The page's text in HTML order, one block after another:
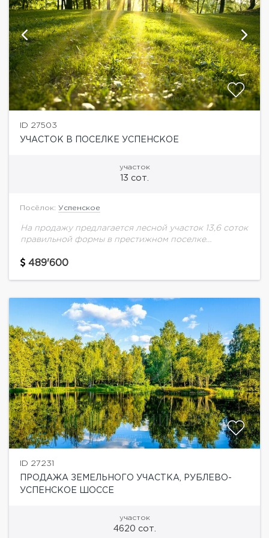
ID 27503
УЧАСТОК В ПОСЕЛКЕ УСПЕНСКОЕ
участок
13 сот.
Посёлок: Успенское
На продажу предлагается лесной участок 13,6 соток
правильной формы в престижном поселке
489'600
ID 27231
ПРОДАЖА ЗЕМЕЛЬНОГО УЧАСТКА, РУБЛЕВО-
УСПЕНСКОЕ ШОССЕ
участок
4620 сот.